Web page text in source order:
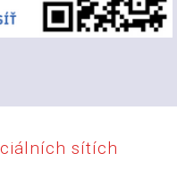
sítích